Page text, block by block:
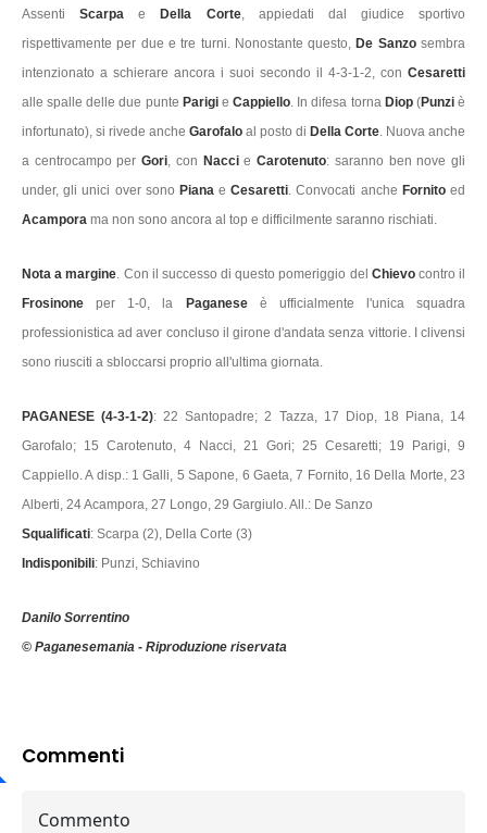
AssentiScarpaeDella Corte, appiedati dal giudice sportivo
rispettivamente per due e tre turni. Nonostante questo,De Sanzosembra
intenzionato a schierare ancora i suoi secondo il 4-3-1-2, con Cesaretti
alle spalle delle due punte Parigi eCappiello . In difesa torna Diop (Punziè
infortunato), si rivede anche Garofalo al posto di Della Corte . Nuova anche
a centrocampo perGori , con NaccieCarotenuto: saranno ben nove gli
under, gli unici over sono Pianae Cesaretti . Convocati anche Fornitoed
Acampora ma non sono ancora al top e difficilmente saranno rischiati.
Nota a margine . Con il successo di questo pomeriggio del Chievo contro il
Frosinoneper 1-0, la Paganese è ufficialmente l'unica squadra
professionistica ad aver concluso il girone d'andata senza vittorie. I clivensi
sono riusciti a sbloccarsi proprio all'ultima giornata.
PAGANESE (4-3-1-2): 22 Santopadre; 2 Tazza, 17 Diop, 18 Piana, 14
Garofalo; 15 Carotenuto, 4 Nacci, 21 Gori; 25 Cesaretti; 19 Parigi, 9
Cappiello. A disp.: 1 Galli, 5 Sapone, 6 Gaeta, 7 Fornito, 16 Della Morte, 23
Alberti, 24 Acampora, 27 Longo, 29 Gargiulo. All.: De Sanzo
Squalificati: Scarpa (2), Della Corte (3)
Indisponibili: Punzi, Schiavino
Danilo Sorrentino
© Paganesemania - Riproduzione riservata
Commenti